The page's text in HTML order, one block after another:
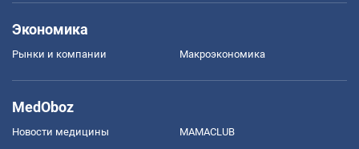
Экономика
Рынки и компании Mакроэкономика
MedOboz
Новости медицины MAMACLUB